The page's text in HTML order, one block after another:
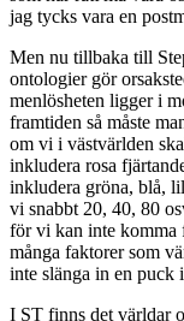
jag tycks vara en
Men nu tillbaka till
ontologier gör
menlösheten ligger i
framtiden så måste
om vi i västvärlden
inkludera rosa
inkludera gröna, blå,
vi snabbt 20, 40, 80
för vi kan inte komma
många faktorer som
inte slänga in en puck
I ST finns det världar